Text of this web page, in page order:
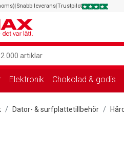
|Snabb leverans|Trustpilot
Elektronik Chokolad & godis
Dator- & surfplattetillbehör